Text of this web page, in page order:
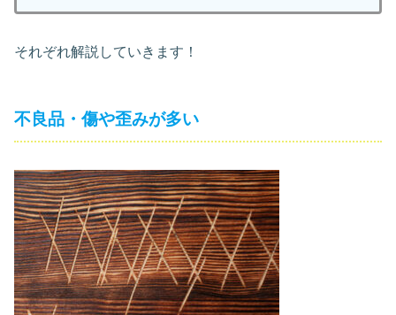
それぞれ解説していきます！
不良品・傷や歪みが多い